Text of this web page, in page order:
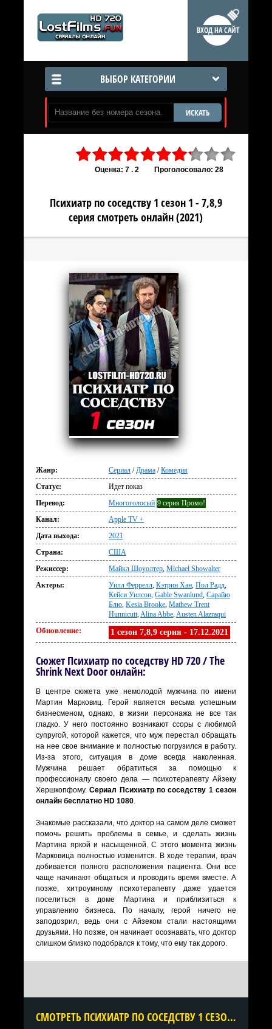
ВХОД НА САЙТ
ВЫБОР КАТЕГОРИИ
ИСКАТЬ
Оценка: 7 . 2 Проголосовало: 28
Психиатр по соседству 1 сезон 1 - 7,8,9
серия смотреть онлайн (2021)
Жанр: Сериал /Драма /Комедия
Статус:
Идет показ
Перевод:
Многоголосый 9 серия Промо!
Канал:
Apple TV +
Дата выхода:
2021
Страна:
США
Режиссер:
Майкл Шоуолтер, Michael Showalter
Актеры:
Уилл Феррелл, Кэтрин Хан, Пол Радд,
Кейси Уилсон, Gable Swanlund, Сарайю
Блю, Kesia Brooke, Mathew Trent
Hunnicutt,Alina Abbe,Austen Alazraqui
Обновление: 1 сезон 7,8,9 серия - 17.12.2021
Сюжет Психиатр по соседству HD 720 / The
Shrink Next Door онлайн:
В центре сюжета уже немолодой мужчина по имени
Мартин Марковиц. Герой является весьма успешным
бизнесменом, однако, в жизни персонажа не все так
гладко. У него постоянно возникают ссоры с любимой
супругой, которой кажется, что муж перестал обращать
на нее свое внимание и полностью погрузился в работу.
Из-за этого, ситуация в доме всегда наколенная.
Мужчина решает обратиться за помощью к
профессионалу своего дела — психотерапевту Айзеку
Хершкопфому.Сериал Психиатр по соседству 1 сезон
онлайн бесплатно HD 1080.
Знакомые рассказали, что доктор на самом деле сможет
помочь решить проблемы в семье, и сделать жизнь
Мартина яркой и насыщенной. С этого момента жизнь
Марковица полностью изменится. В ходе терапии, врач
добивается полного расположения пациента. Они все
чаще начинают общаться и проводить время вместе. А
позже, хитроумному психотерапевту даже удается
поселиться в доме Мартина и приблизиться к
управлению бизнеса. По началу, герой ничего не
заподозрил, ведь они с Айзеком стали настоящими
друзьями. Но позже, он начинает осознавать, что доктор
слишком близко подобрался к тому, что ему так дорого.
CМОТРЕТЬ ПСИХИАТР ПО СОСЕДСТВУ 1 СЕЗОН ОНЛАЙН В ХОРОШЕМ КАЧЕСТВЕ ВСЕ СЕРИИ ПОДРЯД БЕСПЛАТНО